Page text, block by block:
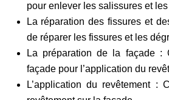
pour enlever les salissures et
La réparation des fissures et
de réparer les fissures et les
La préparation de la façade :
façade pour l’application du
L’application du revêtement :